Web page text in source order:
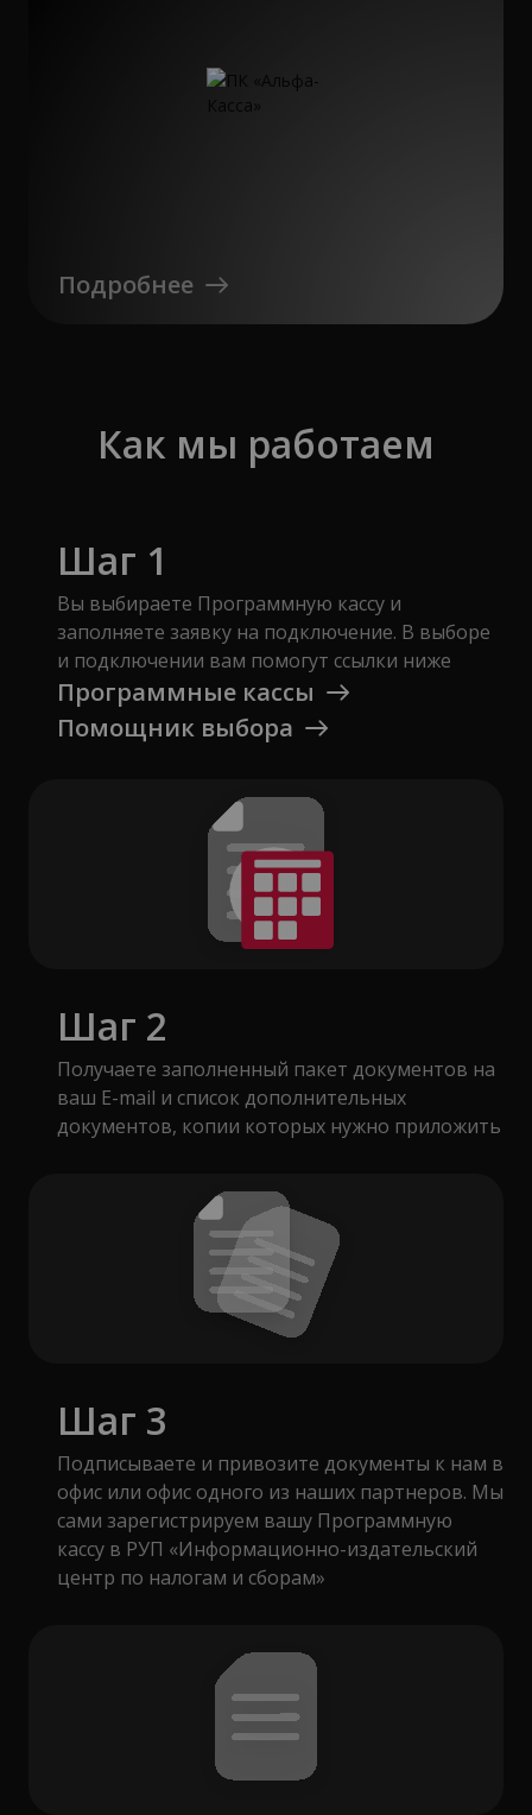
Подробнее
Как мы работаем
Шаг 1
Вы выбираете Программную кассу и
заполняете заявку на подключение. В выборе
и подключении вам помогут ссылки ниже
Программные кассы
Помощник выбора
Шаг 2
Получаете заполненный пакет документов на
ваш E-mail и список дополнительных
документов, копии которых нужно приложить
Шаг 3
Подписываете и привозите документы к нам в
офис или офис одного из наших партнеров. Мы
сами зарегистрируем вашу Программную
кассу в РУП «Информационно-издательский
центр по налогам и сборам»